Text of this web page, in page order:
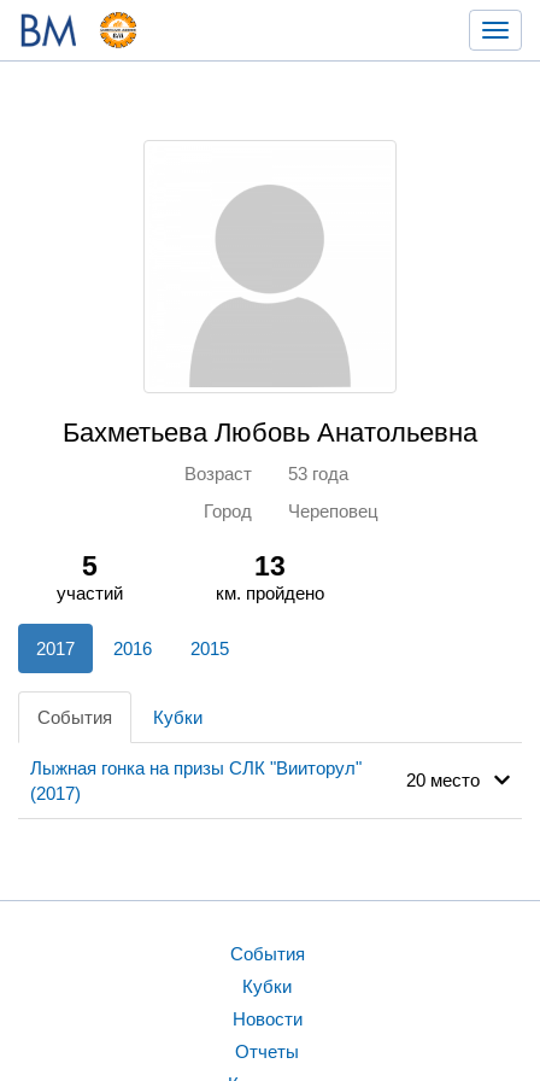
Бахметьева Любовь Анатольевна
Возраст
53 года
Город
Череповец
5
участий
13
км. пройдено
2017 2016 2015
События Кубки
Лыжная гонка на призы СЛК "Вииторул"
(2017)
20 место
События
Кубки
Новости
Отчеты